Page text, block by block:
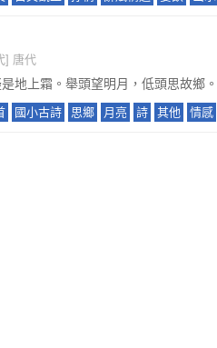
] 唐代
地上霜。舉頭望明月，低頭思故鄉。
國小古詩 思鄉 月亮 詩 其他 情感